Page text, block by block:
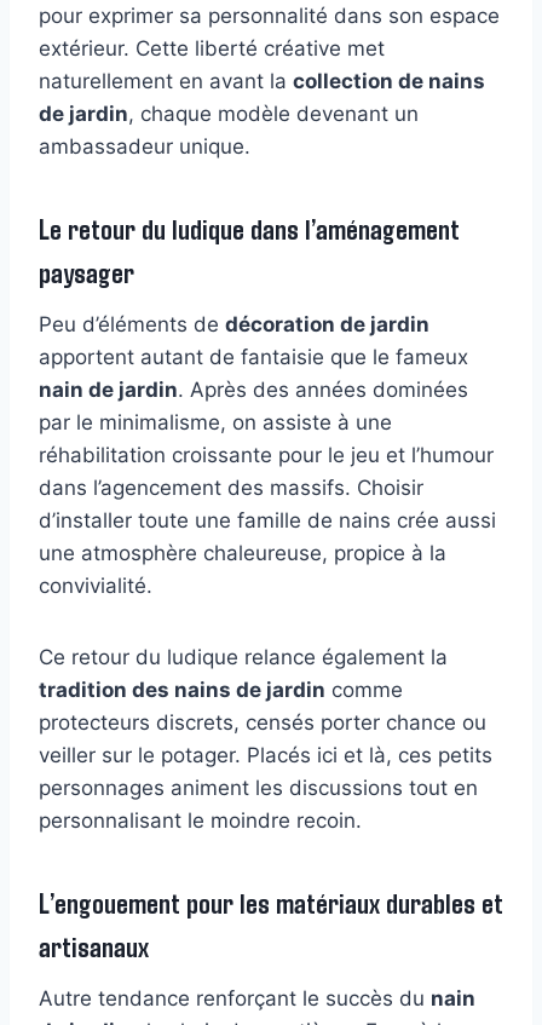
pour exprimer sa personnalité dans son espace
extérieur. Cette liberté créative met
naturellement en avant la collection de nains
de jardin, chaque modèle devenant un
ambassadeur unique.
Le retour du ludique dans l’aménagement
paysager
Peu d’éléments de décoration de jardin
apportent autant de fantaisie que le fameux
nain de jardin. Après des années dominées
par le minimalisme, on assiste à une
réhabilitation croissante pour le jeu et l’humour
dans l’agencement des massifs. Choisir
d’installer toute une famille de nains crée aussi
une atmosphère chaleureuse, propice à la
convivialité.
Ce retour du ludique relance également la
tradition des nains de jardin comme
protecteurs discrets, censés porter chance ou
veiller sur le potager. Placés ici et là, ces petits
personnages animent les discussions tout en
personnalisant le moindre recoin.
L’engouement pour les matériaux durables et
artisanaux
Autre tendance renforçant le succès du nain